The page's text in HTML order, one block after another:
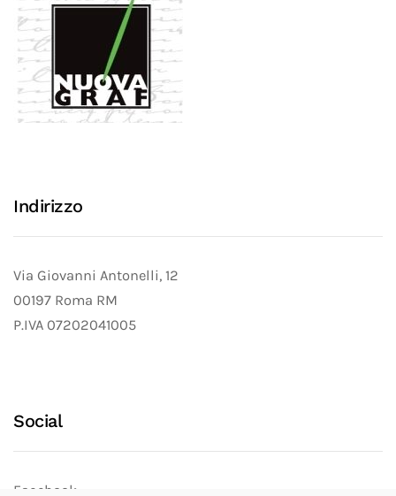
Indirizzo
Via Giovanni Antonelli, 12
00197 Roma RM
P.IVA 07202041005
Social
Facebook